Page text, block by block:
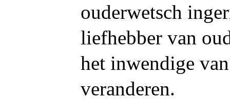
ouderwetsch
liefhebber van
het inwendige
veranderen.